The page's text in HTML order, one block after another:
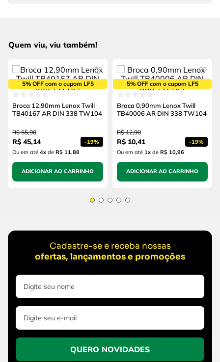
Quem viu, viu também!
5% OFF com o cupom LF5
Broca 12,90mm Lenox Twill
TB40167 AR DIN 338 TW104
R$ 55,90
R$ 45,14 -19%
Ou em até 4x de R$ 11,88
ADICIONAR AO CARRINHO
5% OFF com o cupom LF5
Broca 0,90mm Lenox Twill
TB40006 AR DIN 338 TW104
R$ 12,90
R$ 10,41 -19%
Ou em até 1x de R$ 10,96
ADICIONAR AO CARRINHO
Cadastre-se e receba nossas
ofertas, lançamentos e promoções
QUERO NOVIDADES